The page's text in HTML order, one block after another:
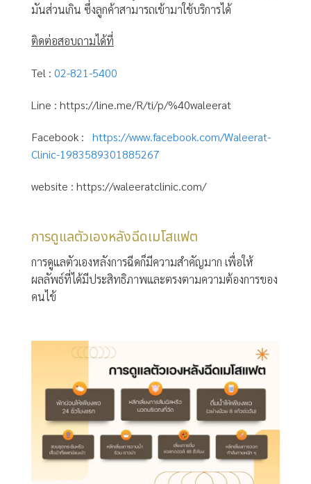
มันส่วนเกิน ซึ่งลูกค้าสามารถเข้ามาใช้บริการได้
ติดต่อสอบถามได้ที่
Tel : 02-821-5400
Line : https://line.me/R/ti/p/%40waleerat
Facebook :
https://www.facebook.com/Waleerat-
Clinic-1983589301885267
website : https://waleeratclinic.com/
การดูแลตัวเองหลังฉีดเมโสแฟต
การดูแลตัวเองหลังการฉีดก็มีความสำคัญมาก เพื่อให้
ผลลัพธ์ที่ได้มีประสิทธิภาพและตรงตามความต้องการของ
คนไข้